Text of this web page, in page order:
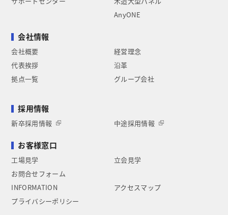
AnyONE
会社情報
会社概要
経営理念
代表挨拶
沿革
拠点一覧
グループ会社
採用情報
新卒採用情報 中途採用情報
お客様窓口
工場見学
立会見学
お問合せフォーム
INFORMATION
アクセスマップ
プライバシーポリシー